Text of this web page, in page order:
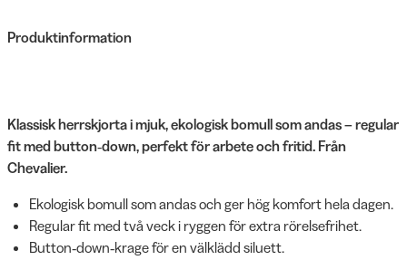
Produktinformation
Klassisk herrskjorta i mjuk, ekologisk bomull som andas – regular
fit med button‑down, perfekt för arbete och fritid. Från
Chevalier.
Ekologisk bomull som andas och ger hög komfort hela dagen.
Regular fit med två veck i ryggen för extra rörelsefrihet.
Button‑down‑krage för en välklädd siluett.